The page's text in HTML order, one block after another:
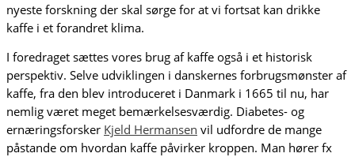
nyeste forskning der skal sørge for at vi fortsat kan drikke
kaffe i et forandret klima.
I foredraget sættes vores brug af kaffe også i et historisk
perspektiv. Selve udviklingen i danskernes forbrugsmønster af
kaffe, fra den blev introduceret i Danmark i 1665 til nu, har
nemlig været meget bemærkelsesværdig. Diabetes- og
ernæringsforsker Kjeld Hermansen vil udfordre de mange
påstande om hvordan kaffe påvirker kroppen. Man hører fx